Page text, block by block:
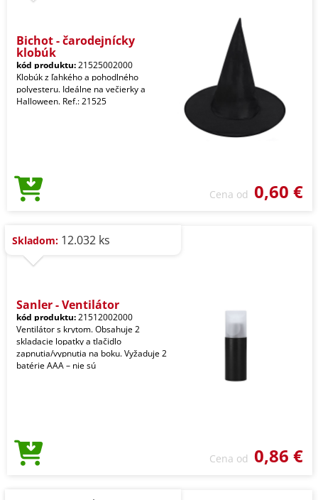
Bichot - čarodejnícky
klobúk
kód produktu:21525002000
Klobúk z ľahkého a pohodlného
polyesteru. Ideálne na večierky a
Halloween. Ref.: 21525
Cena od 0,60 €
Skladom: 12.032 ks
Sanler - Ventilátor
kód produktu:21512002000
Ventilátor s krytom. Obsahuje 2
skladacie lopatky a tlačidlo
zapnutia/vypnutia na boku. Vyžaduje 2
batérie AAA – nie sú
Cena od 0,86 €